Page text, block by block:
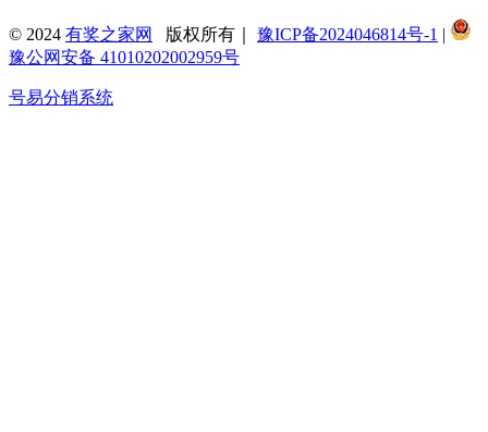
© 2024 有奖之家网 版权所有｜ 豫ICP备2024046814号-1 |
豫公网安备 41010202002959号
号易分销系统